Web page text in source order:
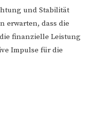
und Stabilität
erwarten, dass die
finanzielle Leistung
Impulse für die